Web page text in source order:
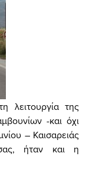
λειτουργία της
-και όχι
– Καισαρειάς
ήταν και η